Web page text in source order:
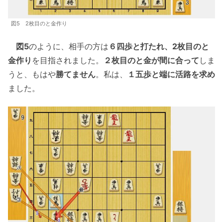
図5 2枚目のと金作り
図5のように、相手の方は ６四歩と打たれ、2枚目のと
金作り を目指されました。 ２枚目のと金が間に合って しま
うと、もはや勝てません。私は、
１五歩と端に活路を求め
ました。